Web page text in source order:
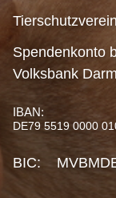
Spendenkonto
Volksbank
IBAN:
DE79 5519 0000
BIC: